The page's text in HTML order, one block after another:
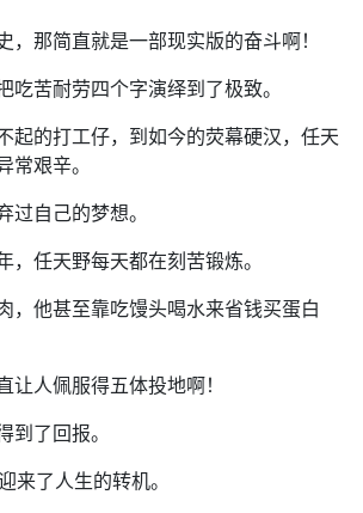
，那简直就是一部现实版的奋斗啊！
吃苦耐劳四个字演绎到了极致。
起的打工仔，到如今的荧幕硬汉，任天
常艰辛。
过自己的梦想。
，任天野每天都在刻苦锻炼。
，他甚至靠吃馒头喝水来省钱买蛋白
让人佩服得五体投地啊！
到了回报。
来了人生的转机。